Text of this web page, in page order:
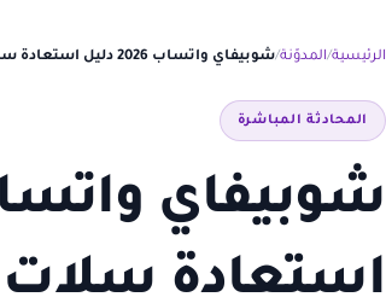
الرئيسية المدوّنة شوبيفاي واتساب 2026 دليل استعادة سلات التسوق المتر...
المحادثة المباشرة
استعادة سلات